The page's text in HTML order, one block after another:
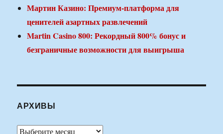
Мартин Казино: Премиум-платформа для
ценителей азартных развлечений
Martin Casino 800: Рекордный 800% бонус и
безграничные возможности для выигрыша
АРХИВЫ
Архивы